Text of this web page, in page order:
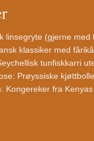
linsegryte (gjerne med
klassiker med
tunfiskkarri
Prøyssiske
Kongereker fra